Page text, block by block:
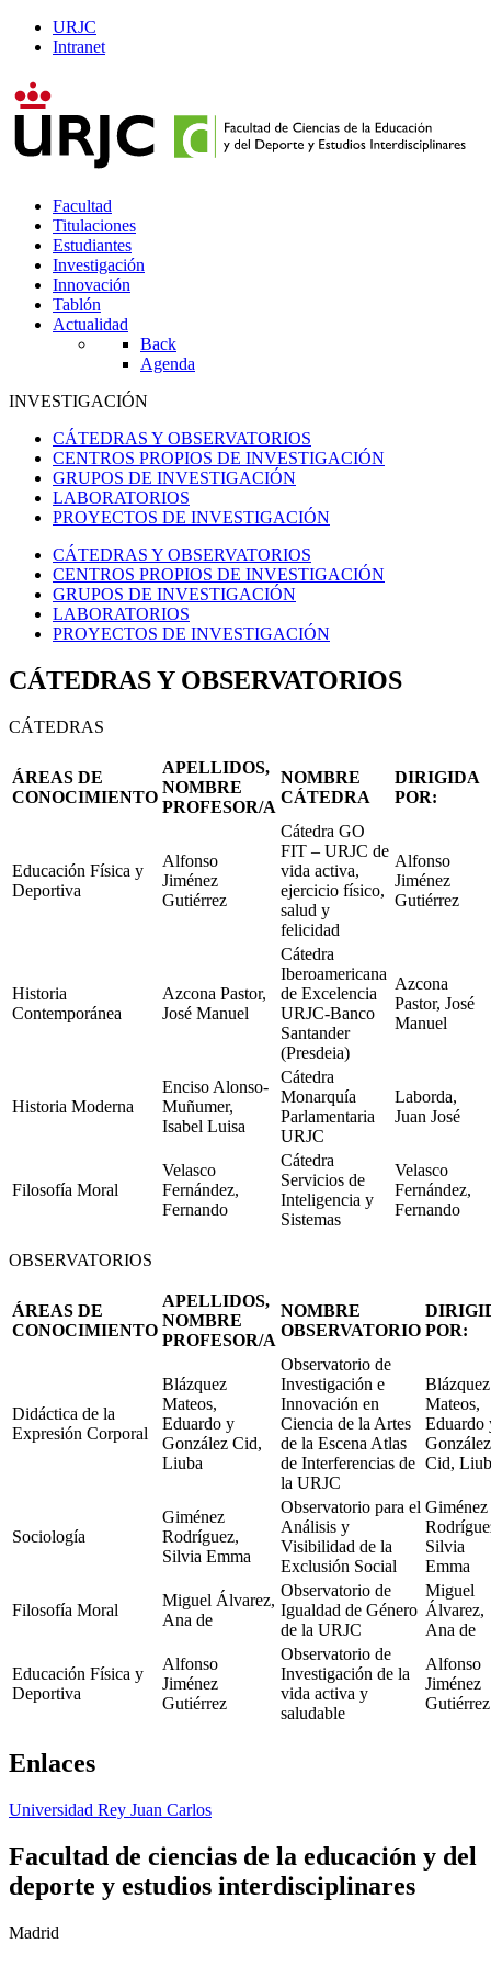
URJC
Intranet
Facultad
Titulaciones
Estudiantes
Investigación
Innovación
Tablón
Actualidad
Back
Agenda
INVESTIGACIÓN
CÁTEDRAS Y OBSERVATORIOS
CENTROS PROPIOS DE INVESTIGACIÓN
GRUPOS DE INVESTIGACIÓN
LABORATORIOS
PROYECTOS DE INVESTIGACIÓN
CÁTEDRAS Y OBSERVATORIOS
CENTROS PROPIOS DE INVESTIGACIÓN
GRUPOS DE INVESTIGACIÓN
LABORATORIOS
PROYECTOS DE INVESTIGACIÓN
CÁTEDRAS Y OBSERVATORIOS
CÁTEDRAS
ÁREAS DE
CONOCIMIENTO
APELLIDOS,
NOMBRE
PROFESOR/A
NOMBRE
CÁTEDRA
DIRIGIDA
POR:
Educación Física y
Deportiva
Alfonso
Jiménez
Gutiérrez
Cátedra GO
FIT – URJC de
vida activa,
ejercicio físico,
salud y
felicidad
Alfonso
Jiménez
Gutiérrez
Historia
Contemporánea
Azcona Pastor,
José Manuel
Cátedra
Iberoamericana
de Excelencia
URJC-Banco
Santander
(Presdeia)
Azcona
Pastor, José
Manuel
Historia Moderna
Enciso Alonso-
Muñumer,
Isabel Luisa
Cátedra
Monarquía
Parlamentaria
URJC
Laborda,
Juan José
Filosofía Moral
Velasco
Fernández,
Fernando
Cátedra
Servicios de
Inteligencia y
Sistemas
Velasco
Fernández,
Fernando
OBSERVATORIOS
ÁREAS DE
CONOCIMIENTO
APELLIDOS,
NOMBRE
PROFESOR/A
NOMBRE
OBSERVATORIO POR:
Didáctica de la
Expresión Corporal
Blázquez
Mateos,
Eduardo y
González Cid,
Liuba
Observatorio de
Investigación e
Innovación en
Ciencia de la Artes
de la Escena Atlas
de Interferencias de
la URJC
Blázquez
Mateos,
Eduardo
González
Cid,
Sociología
Giménez
Rodríguez,
Silvia Emma
Observatorio para el
Análisis y
Visibilidad de la
Exclusión Social
Giménez
Silvia
Emma
Filosofía Moral
Miguel Álvarez,
Ana de
Observatorio de
Igualdad de Género
de la URJC
Miguel
Álvarez,
Ana de
Educación Física y
Deportiva
Alfonso
Jiménez
Gutiérrez
Observatorio de
Investigación de la
vida activa y
saludable
Alfonso
Jiménez
Gutiérrez
Enlaces
Universidad Rey Juan Carlos
Facultad de ciencias de la educación y del
deporte y estudios interdisciplinares
Madrid